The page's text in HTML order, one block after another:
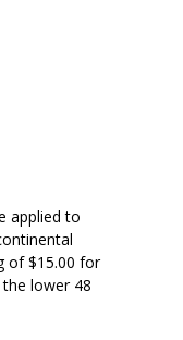
applied to
of $15.00 for
lower 48